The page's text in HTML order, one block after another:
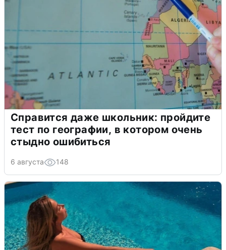
Справится даже школьник: пройдите
тест по географии, в котором очень
стыдно ошибиться
6 августа 148